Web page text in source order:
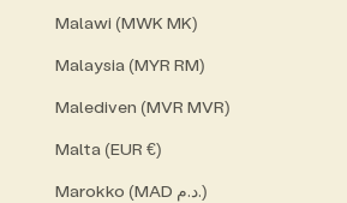
Malawi (MWK MK)
Malaysia (MYR RM)
Malediven (MVR MVR)
Malta (EUR €)
Marokko (MAD د.م.)